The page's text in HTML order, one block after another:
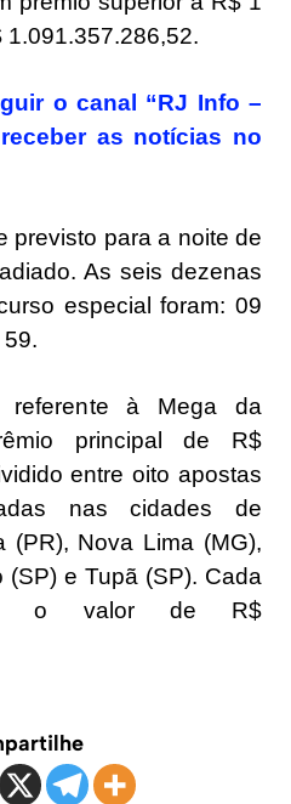
1.091.357.286,52.
o canal “RJ Info –
as notícias no
previsto para a noite de
As seis dezenas
especial foram: 09
referente à Mega da
principal de R$
entre oito apostas
nas cidades de
(PR), Nova Lima (MG),
(SP) e Tupã (SP). Cada
o valor de R$